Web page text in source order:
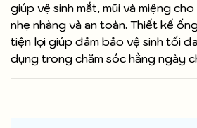
giúp vệ sinh mắt, mũi và miệng
nhẹ nhàng và an toàn. Thiết kế
tiện lợi giúp đảm bảo vệ sinh tối
dụng trong chăm sóc hằng ngày